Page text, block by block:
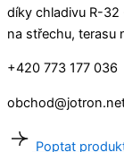
díky chladivu R-32
na střechu, terasu
+420 773 177 036
Poptat